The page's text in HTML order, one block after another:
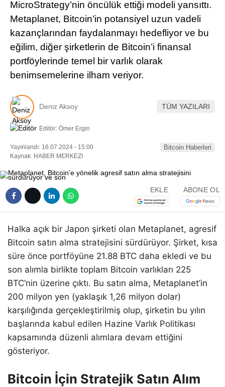
MicroStrategy’nin öncülük ettiği modeli yansıttı.
Metaplanet, Bitcoin’in potansiyel uzun vadeli
kazançlarından faydalanmayı hedefliyor ve bu
eğilim, diğer şirketlerin de Bitcoin’i finansal
portföylerinde temel bir varlık olarak
benimsemelerine ilham veriyor.
Deniz Aksoy TÜM YAZILARI
Editör: Ömer Ergin
Yayınlandı: 16.07.2024 - 15:00
Kaynak: HABER MERKEZI
Bitcoin Haberleri
EKLE ABONE OL
Halka açık bir Japon şirketi olan Metaplanet, agresif
Bitcoin satın alma stratejisini sürdürüyor. Şirket, kısa
süre önce portföyüne 21.88 BTC daha ekledi ve bu
son alımla birlikte toplam Bitcoin varlıkları 225
BTC’nin üzerine çıktı. Bu satın alma, Metaplanet’in
200 milyon yen (yaklaşık 1,26 milyon dolar)
karşılığında gerçekleştirilmiş olup, şirketin bu yılın
başlarında kabul edilen Hazine Varlık Politikası
kapsamında düzenli alımlara devam ettiğini
gösteriyor.
Bitcoin İçin Stratejik Satın Alım